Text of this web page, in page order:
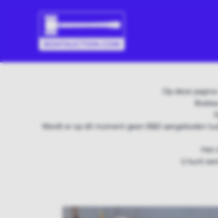
Op deze
Wordt er op dit moment geen B&D aangeboden
Het
U kunt